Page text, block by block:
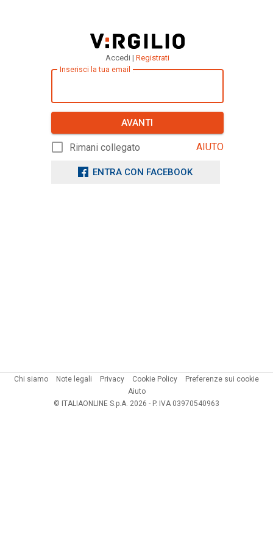
Accedi | Registrati
Inserisci la tua email
AVANTI
Rimani collegato AIUTO
ENTRA CON FACEBOOK
Chi siamo Note legali Privacy Cookie Policy
Preferenze sui cookie
Aiuto
© ITALIAONLINE S.p.A. 2026 - P. IVA 03970540963